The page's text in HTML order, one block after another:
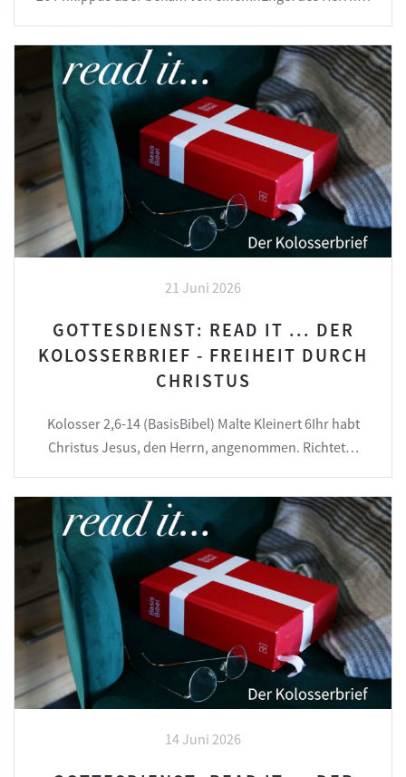
21 Juni 2026
GOTTESDIENST: READ IT ... DER
KOLOSSERBRIEF - FREIHEIT DURCH
CHRISTUS
Kolosser 2,6-14 (BasisBibel) Malte Kleinert 6Ihr habt
Christus Jesus, den Herrn, angenommen. Richtet…
14 Juni 2026